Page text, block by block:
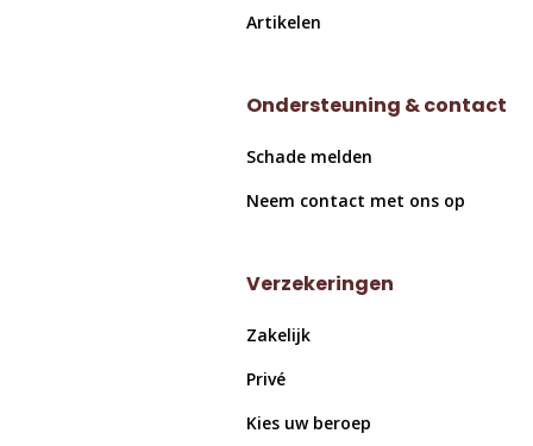
Artikelen
Ondersteuning & contact
Schade melden
Neem contact met ons op
Verzekeringen
Zakelijk
Privé
Kies uw beroep